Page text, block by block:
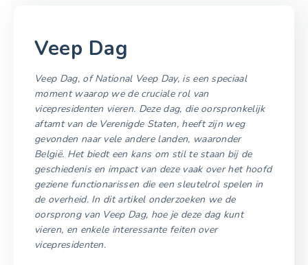
Veep Dag
Veep Dag, of National Veep Day, is een speciaal
moment waarop we de cruciale rol van
vicepresidenten vieren. Deze dag, die oorspronkelijk
aftamt van de Verenigde Staten, heeft zijn weg
gevonden naar vele andere landen, waaronder
België. Het biedt een kans om stil te staan bij de
geschiedenis en impact van deze vaak over het hoofd
geziene functionarissen die een sleutelrol spelen in
de overheid. In dit artikel onderzoeken we de
oorsprong van Veep Dag, hoe je deze dag kunt
vieren, en enkele interessante feiten over
vicepresidenten.